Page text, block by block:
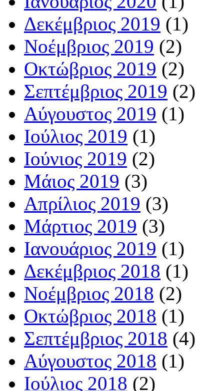
Δεκέμβριος 2019 (1)
Νοέμβριος 2019 (2)
Οκτώβριος 2019 (2)
Σεπτέμβριος 2019 (2)
Αύγουστος 2019 (1)
Ιούλιος 2019 (1)
Ιούνιος 2019 (2)
Μάιος 2019 (3)
Απρίλιος 2019 (3)
Μάρτιος 2019 (3)
Ιανουάριος 2019 (1)
Δεκέμβριος 2018 (1)
Νοέμβριος 2018 (2)
Οκτώβριος 2018 (1)
Σεπτέμβριος 2018 (4)
Αύγουστος 2018 (1)
Ιούλιος 2018 (2)